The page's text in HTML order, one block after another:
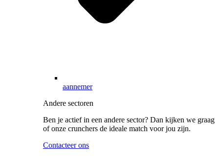
aannemer
Andere sectoren
Ben je actief in een andere sector? Dan kijken we graag
of onze crunchers de ideale match voor jou zijn.
Contacteer ons